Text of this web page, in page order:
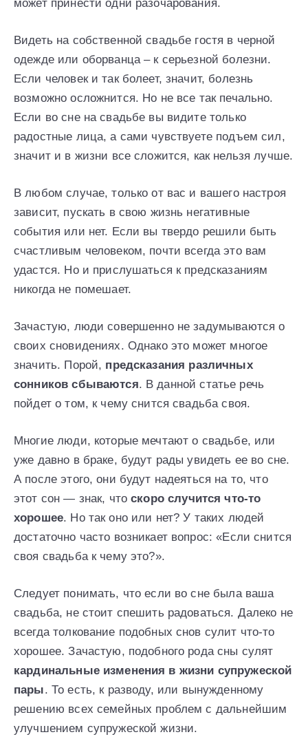
может принести одни разочарования.
Видеть на собственной свадьбе гостя в черной
одежде или оборванца – к серьезной болезни.
Если человек и так болеет, значит, болезнь
возможно осложнится. Но не все так печально.
Если во сне на свадьбе вы видите только
радостные лица, а сами чувствуете подъем сил,
значит и в жизни все сложится, как нельзя лучше.
В любом случае, только от вас и вашего настроя
зависит, пускать в свою жизнь негативные
события или нет. Если вы твердо решили быть
счастливым человеком, почти всегда это вам
удастся. Но и прислушаться к предсказаниям
никогда не помешает.
Зачастую, люди совершенно не задумываются о
своих сновидениях. Однако это может многое
значить. Порой, предсказания различных
сонников сбываются. В данной статье речь
пойдет о том, к чему снится свадьба своя.
Многие люди, которые мечтают о свадьбе, или
уже давно в браке, будут рады увидеть ее во сне.
А после этого, они будут надеяться на то, что
этот сон — знак, чтоскоро случится что-то
хорошее. Но так оно или нет? У таких людей
достаточно часто возникает вопрос: «Если снится
своя свадьба к чему это?».
Следует понимать, что если во сне была ваша
свадьба, не стоит спешить радоваться. Далеко не
всегда толкование подобных снов сулит что-то
хорошее. Зачастую, подобного рода сны сулят
кардинальные изменения в жизни супружеской
пары. То есть, к разводу, или вынужденному
решению всех семейных проблем с дальнейшим
улучшением супружеской жизни.